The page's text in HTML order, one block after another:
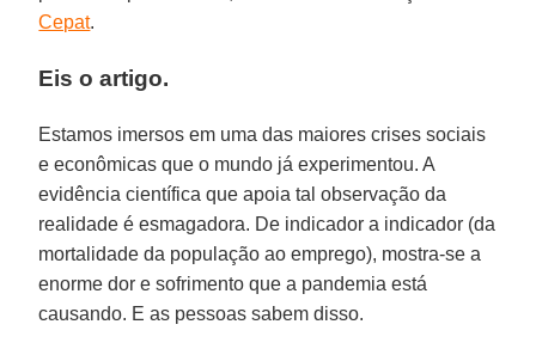
Cepat.
Eis o artigo.
Estamos imersos em uma das maiores crises sociais
e econômicas que o mundo já experimentou. A
evidência científica que apoia tal observação da
realidade é esmagadora. De indicador a indicador (da
mortalidade da população ao emprego), mostra-se a
enorme dor e sofrimento que a pandemia está
causando. E as pessoas sabem disso.